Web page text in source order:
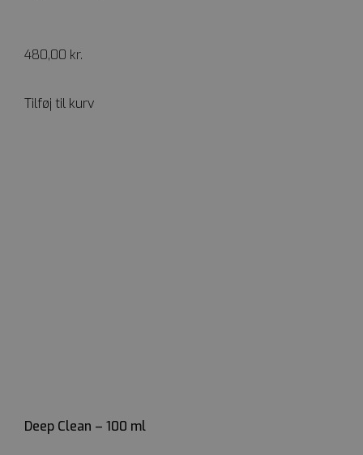
480,00 kr.
Tilføj til kurv
Deep Clean – 100 ml